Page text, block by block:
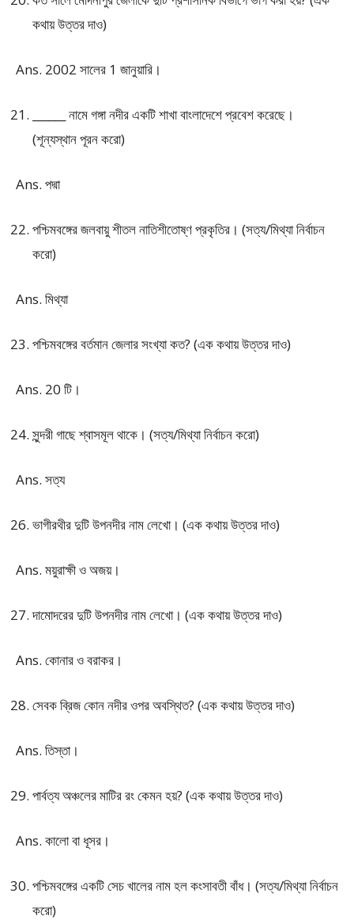
কথায় উত্তর দাও)
Ans. 2002 সালের 1 জানুয়ারি।
______ নামে গঙ্গা নদীর একটি শাখা বাংলাদেশে প্রবেশ করেছে।
(শূন্যস্থান পূরন করো)
Ans. পদ্মা
পশ্চিমবঙ্গের জলবায়ু শীতল নাতিশীতোষ্ণ প্রকৃতির। (সত্য/মিথ্যা নির্বাচন
করো)
Ans. মিথ্যা
পশ্চিমবঙ্গের বর্তমান জেলার সংখ্যা কত? (এক কথায় উত্তর দাও)
Ans. 20 টি।
সুন্দরী গাছে শ্বাসমূল থাকে। (সত্য/মিথ্যা নির্বাচন করো)
Ans. সত্য
ভাগীরথীর দুটি উপনদীর নাম লেখো। (এক কথায় উত্তর দাও)
Ans. ময়ুরাক্ষী ও অজয়।
দামোদরের দুটি উপনদীর নাম লেখো। (এক কথায় উত্তর দাও)
Ans. কোনার ও বরাকর।
সেবক ব্রিজ কোন নদীর ওপর অবস্থিত? (এক কথায় উত্তর দাও)
Ans. তিস্তা।
পার্বত্য অঞ্চলের মাটির রং কেমন হয়? (এক কথায় উত্তর দাও)
Ans. কালো বা ধূসর।
পশ্চিমবঙ্গের একটি সেচ খালের নাম হল কংসাবতী বাঁধ। (সত্য/মিথ্যা নির্বাচন
করো)